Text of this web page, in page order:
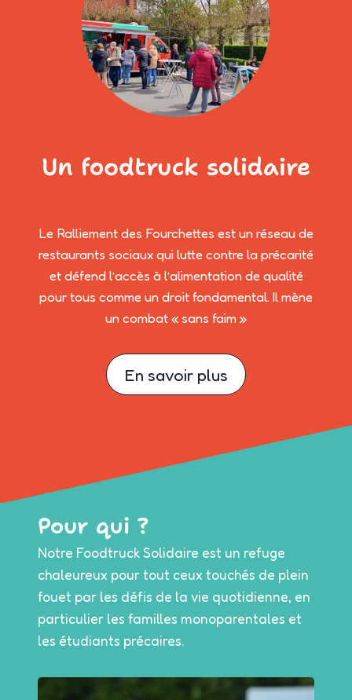
Un foodtruck solidaire
Le Ralliement des Fourchettes est un réseau de
restaurants sociaux qui lutte contre la précarité
et défend l’accès à l’alimentation de qualité
pour tous comme un droit fondamental. Il mène
un combat « sans faim »
En savoir plus
Pour qui ?
Notre Foodtruck Solidaire est un refuge
chaleureux pour tout ceux touchés de plein
fouet par les défis de la vie quotidienne, en
particulier les familles monoparentales et
les étudiants précaires.